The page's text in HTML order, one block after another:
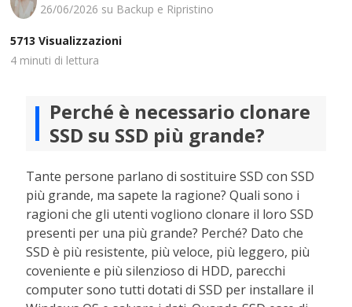
26/06/2026 su Backup e Ripristino
5713 Visualizzazioni
4 minuti di lettura
Perché è necessario clonare
SSD su SSD più grande?
Tante persone parlano di sostituire SSD con SSD
più grande, ma sapete la ragione? Quali sono i
ragioni che gli utenti vogliono clonare il loro SSD
presenti per una più grande? Perché? Dato che
SSD è più resistente, più veloce, più leggero, più
coveniente e più silenzioso di HDD, parecchi
computer sono tutti dotati di SSD per installare il